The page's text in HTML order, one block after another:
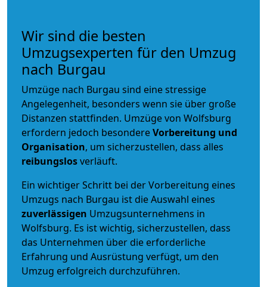
Wir sind die besten
Umzugsexperten für den Umzug
nach Burgau
Umzüge nach Burgau sind eine stressige
Angelegenheit, besonders wenn sie über große
Distanzen stattfinden. Umzüge von Wolfsburg
erfordern jedoch besondereVorbereitung und
Organisation, um sicherzustellen, dass alles
reibungslosverläuft.
Ein wichtiger Schritt bei der Vorbereitung eines
Umzugs nach Burgau ist die Auswahl eines
zuverlässigen Umzugsunternehmens in
Wolfsburg. Es ist wichtig, sicherzustellen, dass
das Unternehmen über die erforderliche
Erfahrung und Ausrüstung verfügt, um den
Umzug erfolgreich durchzuführen.